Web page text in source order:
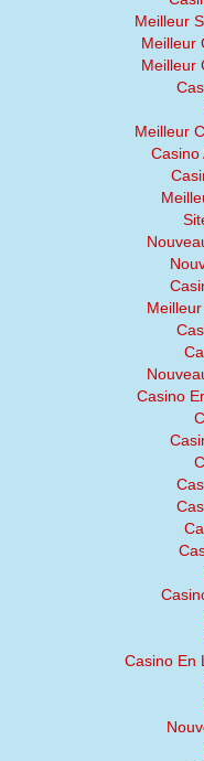
Meilleur
Meilleur
Meilleur
Meilleur
Casino
Casino
Casino En